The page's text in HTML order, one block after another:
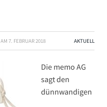
AM 7. FEBRUAR 2018 AKTUELL
Die memo AG
sagt den
dünnwandigen